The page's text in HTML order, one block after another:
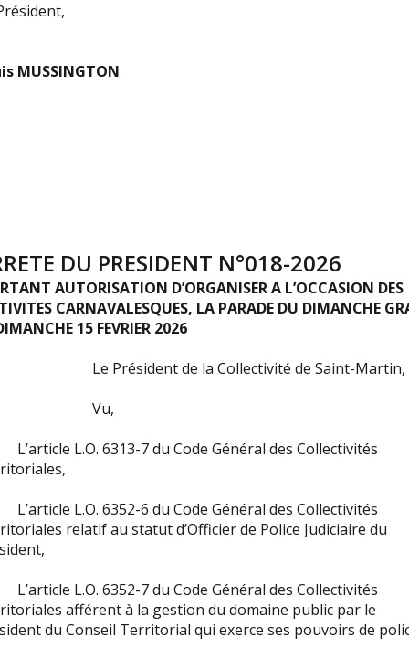
MUSSINGTON
DU PRESIDENT N°018-2026
AUTORISATION D’ORGANISER A L’OCCASION DES
CARNAVALESQUES, LA PARADE DU DIMANCHE
15 FEVRIER 2026
Président de la Collectivité de Saint-Martin,
L.O. 6313-7 du Code Général des Collectivités
L.O. 6352-6 du Code Général des Collectivités
relatif au statut d’Officier de Police Judiciaire du
L.O. 6352-7 du Code Général des Collectivités
afférent à la gestion du domaine public par le
du Conseil Territorial qui exerce ses pouvoirs de